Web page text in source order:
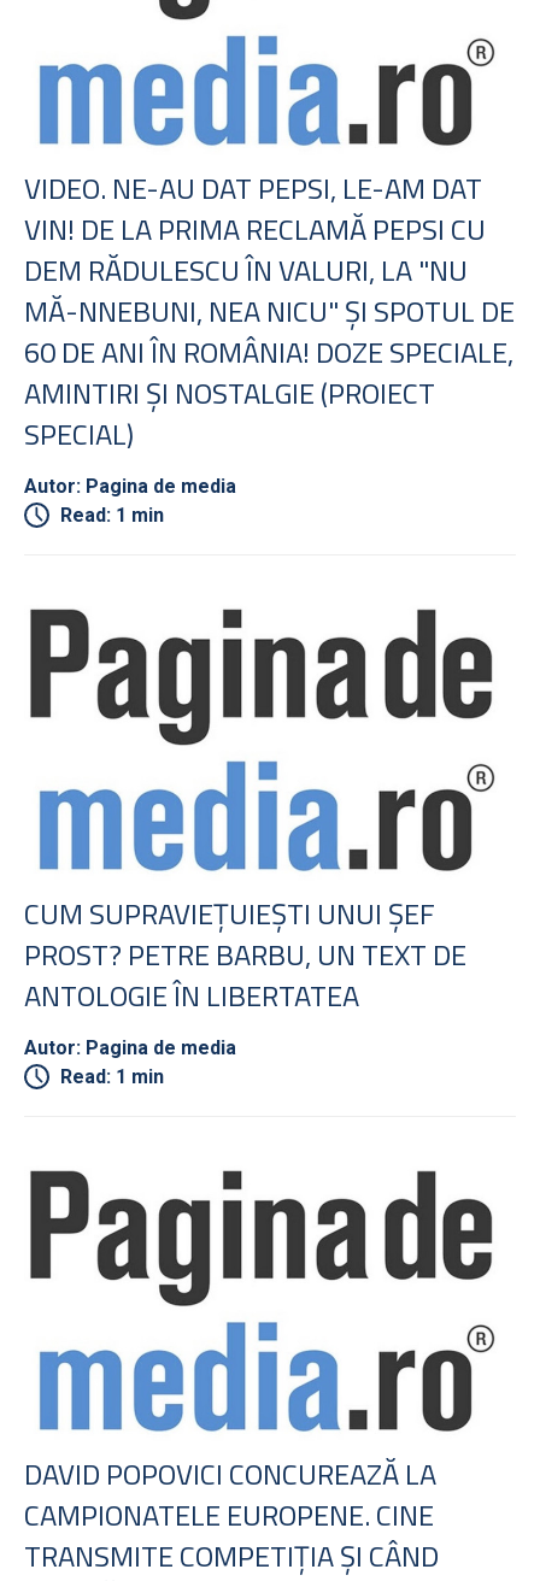
VIDEO. NE-AU DAT PEPSI, LE-AM DAT
VIN! DE LA PRIMA RECLAMĂ PEPSI CU
DEM RĂDULESCU ÎN VALURI, LA "NU
MĂ-NNEBUNI, NEA NICU" ŞI SPOTUL DE
60 DE ANI ÎN ROMÂNIA! DOZE SPECIALE,
AMINTIRI ŞI NOSTALGIE (PROIECT
SPECIAL)
Autor: Pagina de media
Read: 1 min
CUM SUPRAVIEŢUIEŞTI UNUI ŞEF
PROST? PETRE BARBU, UN TEXT DE
ANTOLOGIE ÎN LIBERTATEA
Autor: Pagina de media
Read: 1 min
DAVID POPOVICI CONCUREAZĂ LA
CAMPIONATELE EUROPENE. CINE
TRANSMITE COMPETIŢIA ŞI CÂND